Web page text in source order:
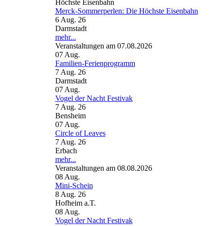
Merck-Sommerperlen: Die Höchste Eisenbahn
6 Aug. 26
Darmstadt
mehr...
Veranstaltungen am 07.08.2026
07 Aug.
Familien-Ferienprogramm
7 Aug. 26
Darmstadt
07 Aug.
Vogel der Nacht Festivak
7 Aug. 26
Bensheim
07 Aug.
Circle of Leaves
7 Aug. 26
Erbach
mehr...
Veranstaltungen am 08.08.2026
08 Aug.
Mini-Schein
8 Aug. 26
Hofheim a.T.
08 Aug.
Vogel der Nacht Festivak